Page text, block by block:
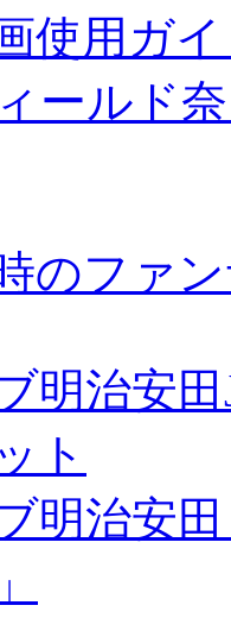
使用ガ
ールド
のファ
明治安
ト
明治安